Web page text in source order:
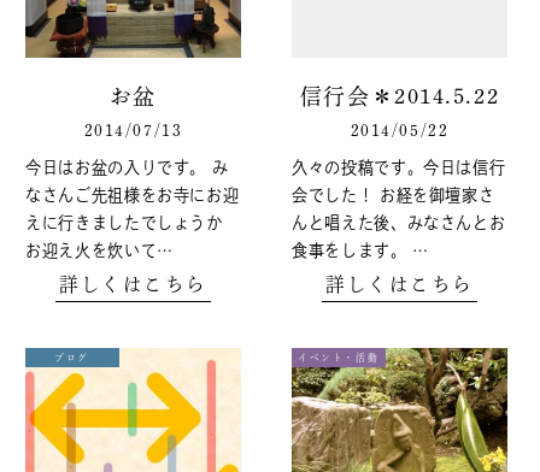
お盆
2014/07/13
今日はお盆の入りです。 み
なさんご先祖様をお寺にお迎
えに行きましたでしょうか
お迎え火を炊いて…
詳しくはこちら
信行会＊2014.5.22
2014/05/22
久々の投稿です。今日は信行
会でした！ お経を御壇家さ
んと唱えた後、みなさんとお
食事をします。 …
詳しくはこちら
ブログ イベント・活動